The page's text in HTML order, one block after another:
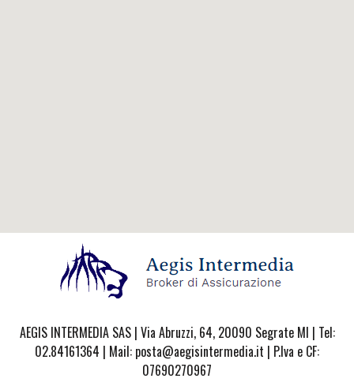
AEGIS INTERMEDIA SAS | Via Abruzzi, 64, 20090 Segrate MI | Tel:
02.84161364 | Mail: posta@aegisintermedia.it | P.Iva e CF:
07690270967